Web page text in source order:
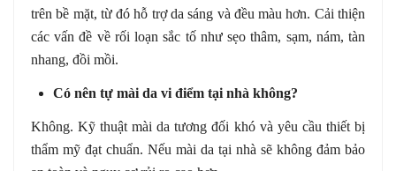
trên bề mặt, từ đó hỗ trợ da sáng và đều màu hơn. Cải thiện
các vấn đề về rối loạn sắc tố như sẹo thâm, sạm, nám, tàn
nhang, đồi mồi.
Có nên tự mài da vi điểm tại nhà không?
Không. Kỹ thuật mài da tương đối khó và yêu cầu thiết bị
thẩm mỹ đạt chuẩn. Nếu mài da tại nhà sẽ không đảm bảo